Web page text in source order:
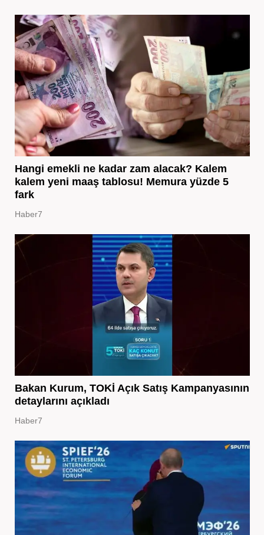
Hangi emekli ne kadar zam alacak? Kalem
kalem yeni maaş tablosu! Memura yüzde 5
fark
Haber7
Bakan Kurum, TOKİ Açık Satış Kampanyasının
detaylarını açıkladı
Haber7